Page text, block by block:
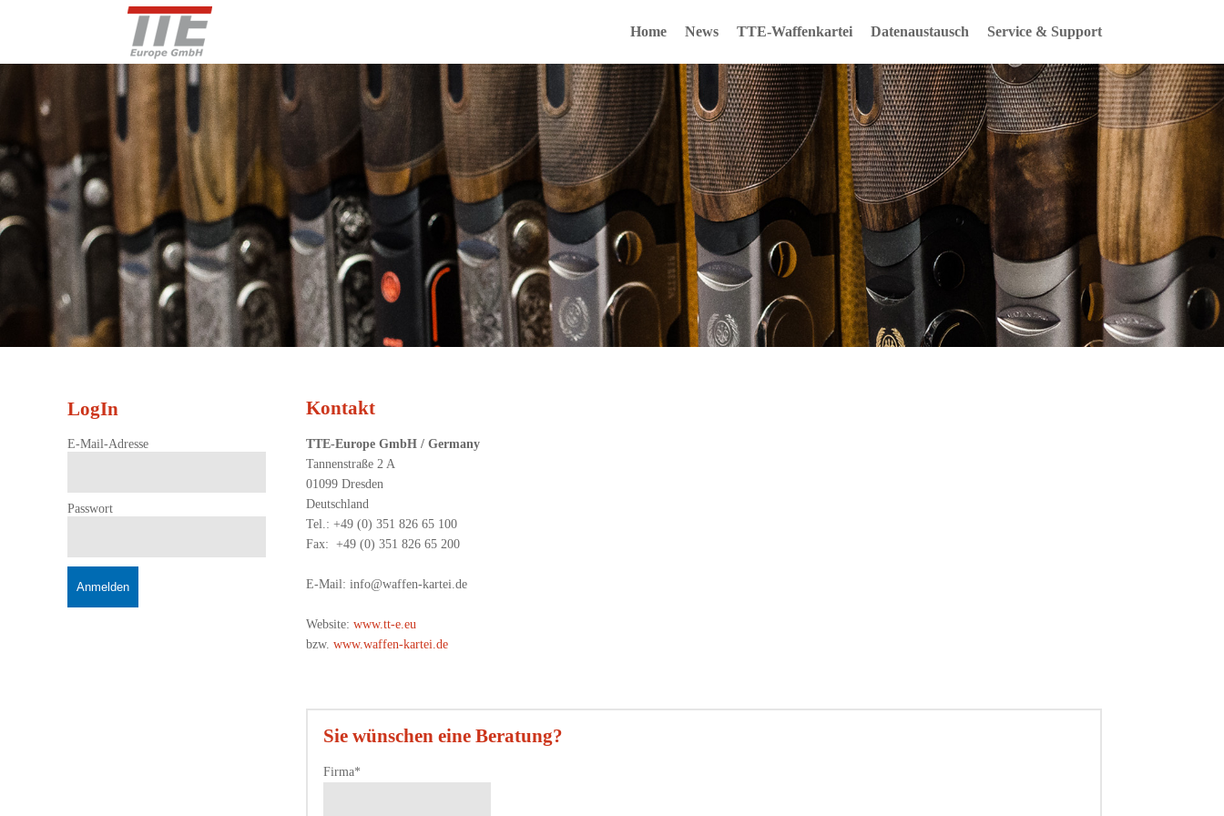
Home News TTE-Waffenkartei Datenaustausch Service & Support
Kontakt
TTE-Europe GmbH / Germany
Tannenstraße 2 A
01099 Dresden
Deutschland
Tel.: +49 (0) 351 826 65 100
Fax: +49 (0) 351 826 65 200
E-Mail: info@waffen-kartei.de
Website: www.tt-e.eu
bzw. www.waffen-kartei.de
Sie wünschen eine Beratung?
Pflichtfeld
Firma*
LogIn
E-Mail-Adresse
Passwort
Anmelden